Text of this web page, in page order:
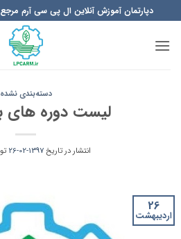
to
content
دپارتمان آموزش آنلاین ال پی سی آرم
دسته‌بندی نشده
لیست دوره های
انتشار در تاریخ1397-02-26
26
اردیبهشت